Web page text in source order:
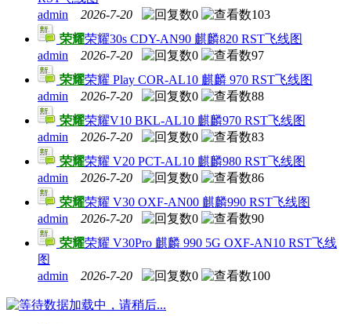
admin
2026-7-20 0
103
荣耀荣耀30s CDY-AN90 麒麟820 RST飞线图
admin
2026-7-20 0
97
荣耀荣耀 Play COR-AL10 麒麟 970 RST飞线图
admin
2026-7-20 0
88
荣耀荣耀V10 BKL-AL10 麒麟970 RST飞线图
admin
2026-7-20 0
83
荣耀荣耀 V20 PCT-AL10 麒麟980 RST飞线图
admin
2026-7-20 0
86
荣耀荣耀 V30 OXF-AN00 麒麟990 RST飞线图
admin
2026-7-20 0
90
荣耀荣耀 V30Pro 麒麟 990 5G OXF-AN10 RST飞线
图
admin
2026-7-20 0 100
数据加载中，请稍后...